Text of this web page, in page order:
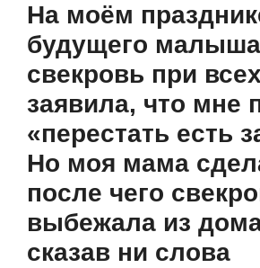
На моём
будущего малыша
свекровь при всех
заявила, что мне
«перестать есть
Но моя мама
после чего
выбежала из
сказав ни слова